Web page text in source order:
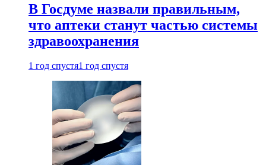
В Госдуме назвали правильным,
что аптеки станут частью системы
здравоохранения
1 год спустя1 год спустя